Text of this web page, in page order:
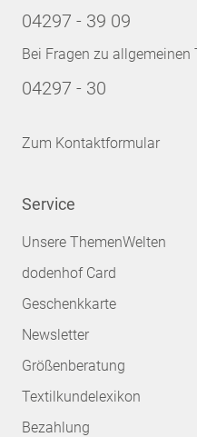
04297 - 39 09
Bei Fragen zu allgemeinen
04297 - 30
Zum Kontaktformular
Service
Unsere ThemenWelten
dodenhof Card
Geschenkkarte
Newsletter
Größenberatung
Textilkundelexikon
Bezahlung